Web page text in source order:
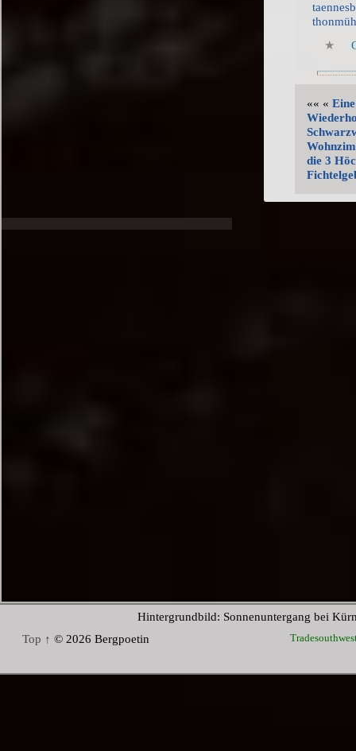
«« «
die 3
Hintergrundbild: Sonnenuntergang bei
Top ↑ © 2026 Bergpoetin